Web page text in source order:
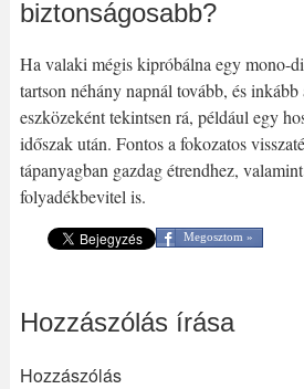
biztonságosabb?
Ha valaki mégis kipróbálna egy mono-
tartson néhány napnál tovább, és inkább
eszközeként tekintsen rá, például egy
időszak után. Fontos a fokozatos
tápanyagban gazdag étrendhez,
folyadékbevitel is.
Megosztom »
Hozzászólás írása
Hozzászólás